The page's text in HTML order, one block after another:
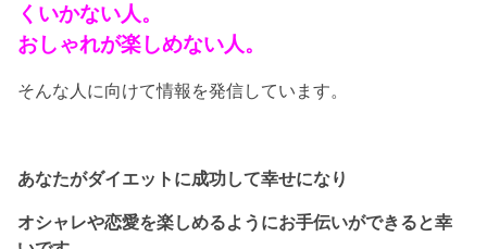
くいかない人。
おしゃれが楽しめない人。
そんな人に向けて情報を発信しています。
あなたがダイエットに成功して幸せになり
オシャレや恋愛を楽しめるようにお手伝いができると幸